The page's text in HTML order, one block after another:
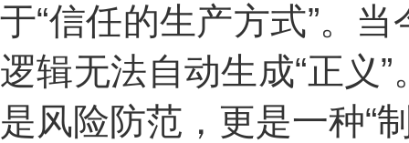
于“信任的生产方式”。
逻辑无法自动生成“正义
是风险防范，更是一种“